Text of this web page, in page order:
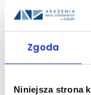
Zgoda
Niniejsza strona